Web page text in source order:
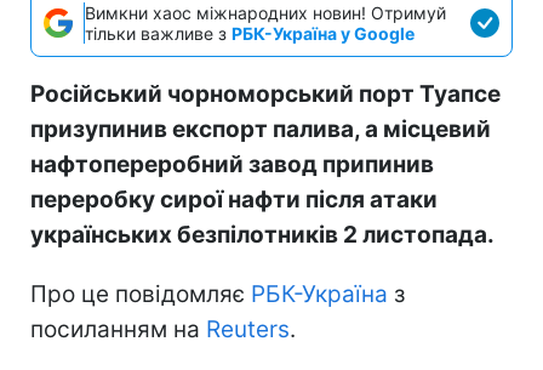
Вимкни хаос міжнародних новин! Отримуй
тільки важливе з РБК-Україна у Google
Російський чорноморський порт Туапсе
призупинив експорт палива, а місцевий
нафтопереробний завод припинив
переробку сирої нафти після атаки
українських безпілотників 2 листопада.
Про це повідомляє РБК-Україна з
посиланням на Reuters.